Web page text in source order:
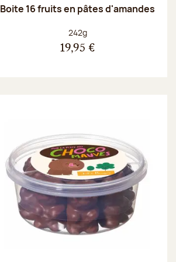
Boite 16 fruits en pâtes d'amandes
Poids net :
242g
19,95 €